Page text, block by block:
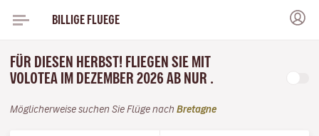
BILLIGE FLUEGE
FÜR DIESEN HERBST! FLIEGEN SIE MIT
VOLOTEA IM DEZEMBER 2026 AB NUR .
Möglicherweise suchen Sie Flüge nach Bretagne